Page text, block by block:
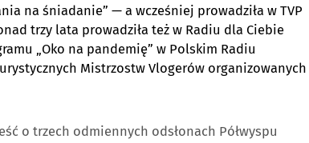
na śniadanie” — a wcześniej prowadziła w TVP
trzy lata prowadziła też w Radiu dla Ciebie
„Oko na pandemię” w Polskim Radiu
Mistrzostw Vlogerów organizowanych
o trzech odmiennych odsłonach Półwyspu